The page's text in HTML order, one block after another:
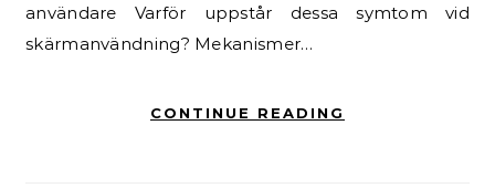
användare Varför uppstår dessa symtom vid
skärmanvändning? Mekanismer…
CONTINUE READING